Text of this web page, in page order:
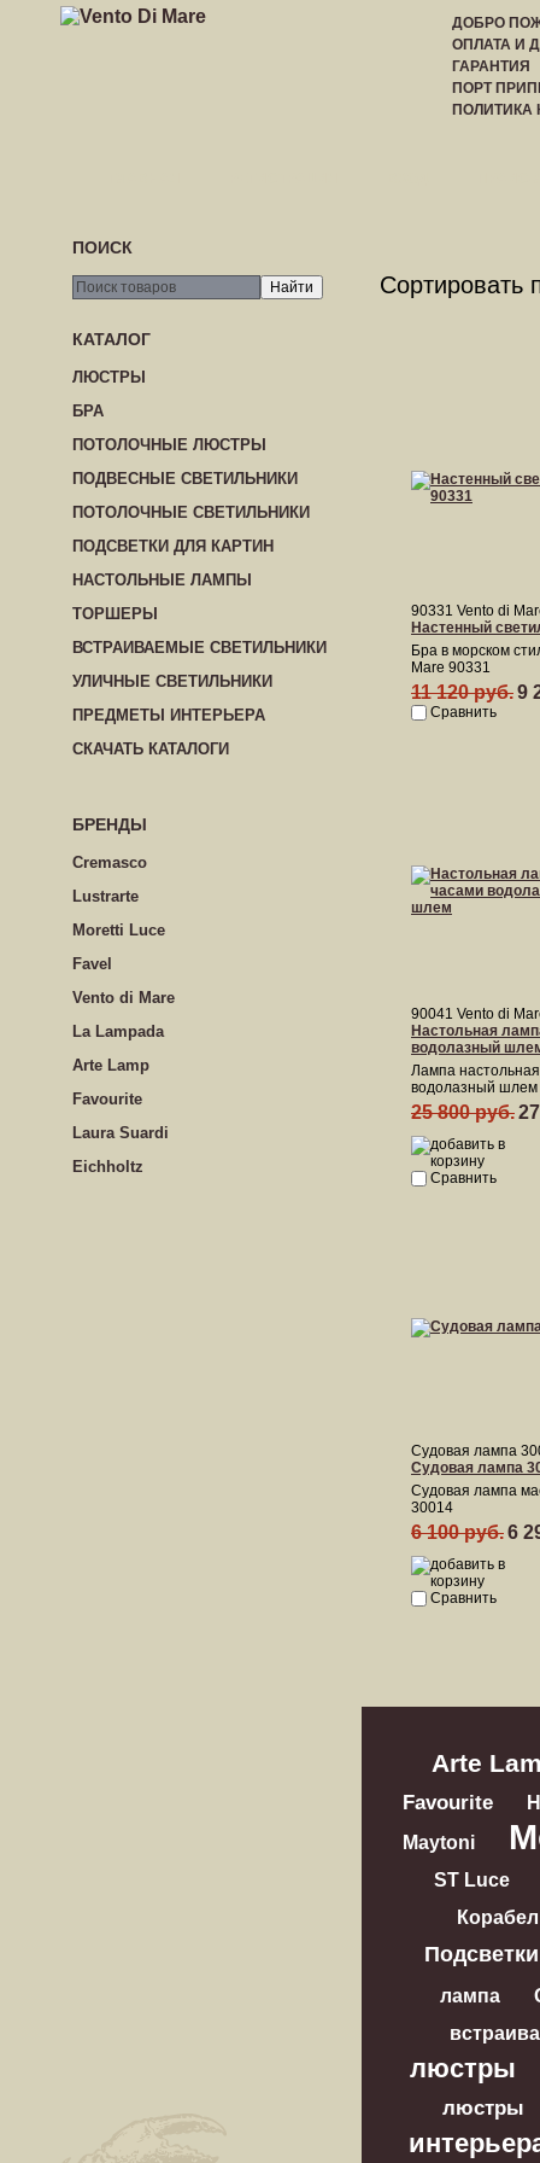
ДОБРО
ОПЛАТА И
ГАРАНТИЯ
ПОРТ
ПОИСК
КАТАЛОГ
ЛЮСТРЫ
БРА
ПОТОЛОЧНЫЕ ЛЮСТРЫ
ПОДВЕСНЫЕ СВЕТИЛЬНИКИ
ПОТОЛОЧНЫЕ СВЕТИЛЬНИКИ
ПОДСВЕТКИ ДЛЯ КАРТИН
НАСТОЛЬНЫЕ ЛАМПЫ
ТОРШЕРЫ
ВСТРАИВАЕМЫЕ СВЕТИЛЬНИКИ
УЛИЧНЫЕ СВЕТИЛЬНИКИ
ПРЕДМЕТЫ ИНТЕРЬЕРА
СКАЧАТЬ КАТАЛОГИ
БРЕНДЫ
Cremasco
Lustrarte
Moretti Luce
Favel
Vento di Mare
La Lampada
Arte Lamp
Favourite
Laura Suardi
Eichholtz
Сортировать
90331 Vento di
Настенный
Бра в морском
Mare 90331
11 120 руб.9
Сравнить
90041 Vento di
Настольная
водолазный
Лампа
водолазный шлем
25 800 руб.
Сравнить
Судовая лампа
Судовая лампа
Судовая лампа
30014
6 100 руб.6
Сравнить
Arte
Favourite
Maytoni
ST Luce
лампа
люстры
люстры